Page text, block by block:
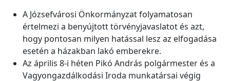
A Józsefvárosi Önkormányzat folyamatosan
értelmezi a benyújtott törvényjavaslatot és azt,
hogy pontosan milyen hatással lesz az elfogadása
esetén a házakban lakó emberekre.
Az április 8-i héten Pikó András polgármester és a
Vagyongazdálkodási Iroda munkatársai végig